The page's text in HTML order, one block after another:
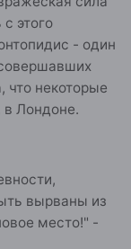
этого
- один
некоторые
в Лондоне.
вырваны из
место!" -